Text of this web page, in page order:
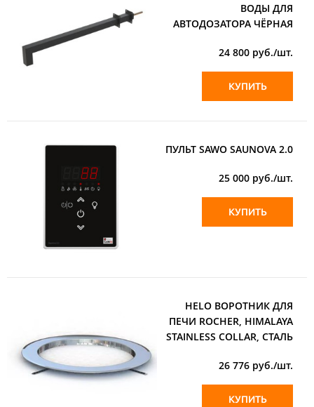
ВОДЫ ДЛЯ
АВТОДОЗАТОРА ЧЁРНАЯ
24 800 руб./шт.
КУПИТЬ
ПУЛЬТ SAWO SAUNOVA 2.0
25 000 руб./шт.
КУПИТЬ
HELO ВОРОТНИК ДЛЯ
ПЕЧИ ROCHER, HIMALAYA
STAINLESS COLLAR, СТАЛЬ
26 776 руб./шт.
КУПИТЬ